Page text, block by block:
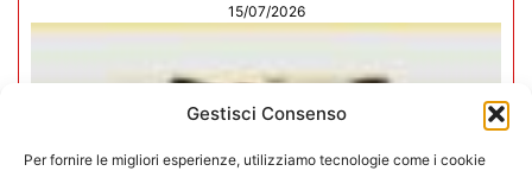
Gestisci Consenso
Per fornire le migliori esperienze, utilizziamo tecnologie come i cookie
15/07/2026